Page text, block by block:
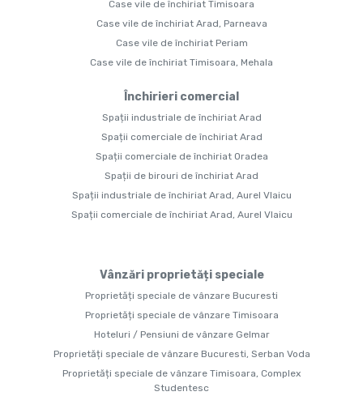
Case vile de închiriat Timisoara
Case vile de închiriat Arad, Parneava
Case vile de închiriat Periam
Case vile de închiriat Timisoara, Mehala
Închirieri comercial
Spații industriale de închiriat Arad
Spații comerciale de închiriat Arad
Spații comerciale de închiriat Oradea
Spații de birouri de închiriat Arad
Spații industriale de închiriat Arad, Aurel Vlaicu
Spații comerciale de închiriat Arad, Aurel Vlaicu
Vânzări proprietăți speciale
Proprietăți speciale de vânzare Bucuresti
Proprietăți speciale de vânzare Timisoara
Hoteluri / Pensiuni de vânzare Gelmar
Proprietăți speciale de vânzare Bucuresti, Serban Voda
Proprietăți speciale de vânzare Timisoara, Complex
Studentesc